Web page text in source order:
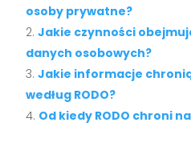
osoby prywatne?
Jakie czynności
danych osobowych?
Jakie informacje
według RODO?
Od kiedy RODO chroni